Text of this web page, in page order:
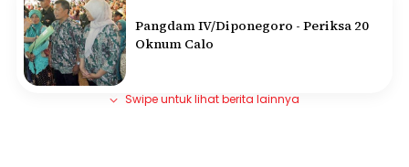
Pangdam IV/Diponegoro - Periksa 20
Oknum Calo
Swipe untuk lihat berita lainnya